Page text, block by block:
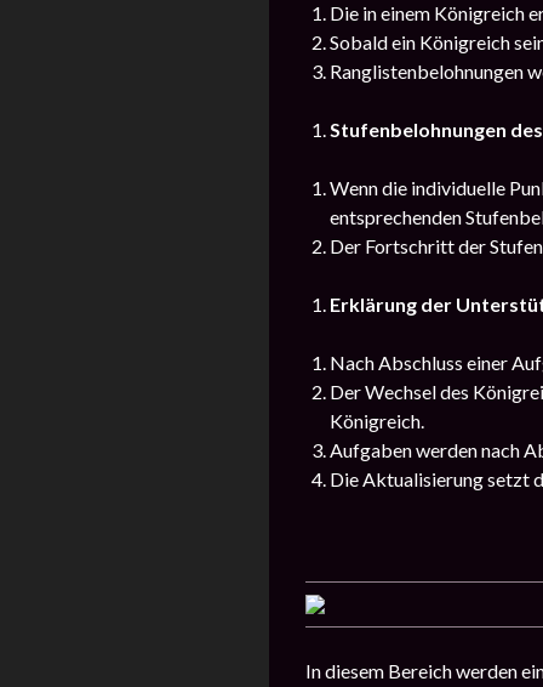
Die in einem Königreich
Sobald ein Königreich
Ranglistenbelohnungen
Stufenbelohnungen
Wenn die individuelle
entsprechenden
Der Fortschritt der
Erklärung der
Nach Abschluss einer
Der Wechsel des
Königreich.
Aufgaben werden nach
Die Aktualisierung setzt
In diesem Bereich werden